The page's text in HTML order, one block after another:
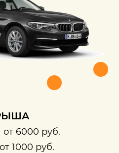
от 6000 руб.
1000 руб.